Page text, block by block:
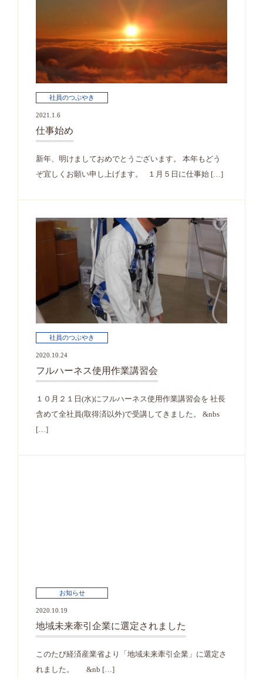
社員のつぶやき
2021.1.6
仕事始め
新年、明けましておめでとうございます。 本年もどう
ぞ宜しくお願い申し上げます。 １月５日に仕事始 […]
社員のつぶやき
2020.10.24
フルハーネス使用作業講習会
１０月２１日(水)にフルハーネス使用作業講習会を 社長
含めて全社員(取得済以外)で受講してきました。 &nbs
[…]
お知らせ
2020.10.19
地域未来牽引企業に選定されました
このたび経済産業省より「地域未来牽引企業」に選定さ
れました。 &nb […]